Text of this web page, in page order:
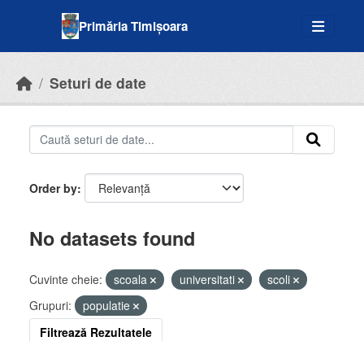
Primăria Timișoara
Seturi de date
Order by
No datasets found
Cuvinte cheie: scoala universitati
scoli
Grupuri:
populatie
Filtrează Rezultatele